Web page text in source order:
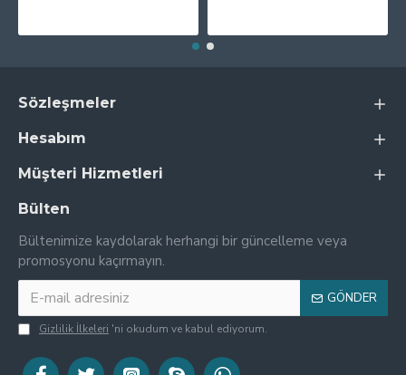
Sözleşmeler
Hesabım
Müşteri Hizmetleri
Bülten
Bültenimize kaydolarak herhangi bir güncelleme veya
promosyonu kaçırmayın.
GÖNDER
Gizlilik İlkeleri 'ni okudum ve kabul ediyorum.